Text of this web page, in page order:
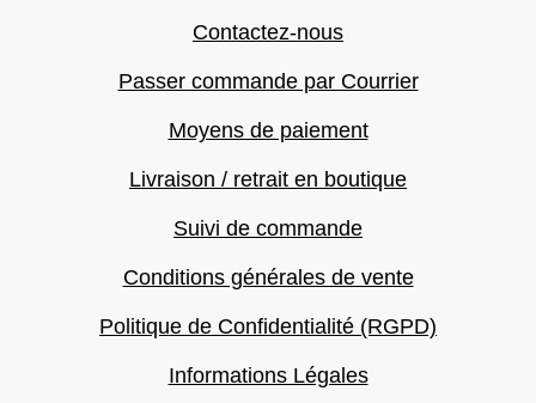
Contactez-nous
Passer commande par Courrier
Moyens de paiement
Livraison / retrait en boutique
Suivi de commande
Conditions générales de vente
Politique de Confidentialité (RGPD)
Informations Légales